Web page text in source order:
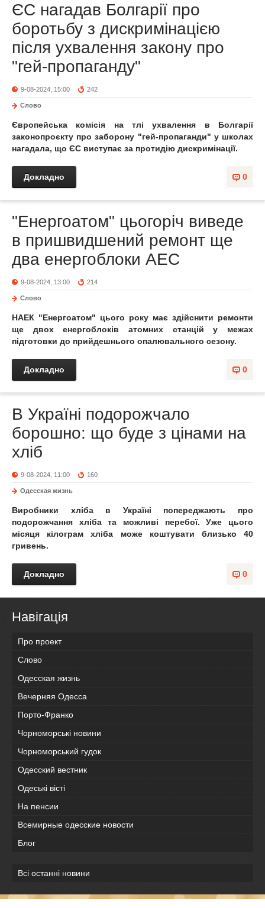
ЄС нагадав Болгарії про
боротьбу з дискримінацією
після ухвалення закону про
"гей-пропаганду"
9-08-2024, 15:00 242
Слово
Європейська комісія на тлі ухвалення в Болгарії
законопроєкту про заборону "гей-пропаганди" у школах
нагадала, що ЄС виступає за протидію дискримінації.
0
Докладно
"Енергоатом" цьогоріч виведе
в пришвидшений ремонт ще
два енергоблоки АЕС
9-08-2024, 13:00 214
Слово
НАЕК "Енергоатом" цього року має здійснити ремонти
ще двох енергоблоків атомних станцій у межах
підготовки до прийдешнього опалювального сезону.
0
Докладно
В Україні подорожчало
борошно: що буде з цінами на
хліб
9-08-2024, 11:00 160
Одесская жизнь
Виробники хліба в Україні попереджають про
подорожчання хліба та можливі перебої. Уже цього
місяця кілограм хліба може коштувати близько 40
гривень.
0
Докладно
Навігація
Про проект
Слово
Одесская жизнь
Вечерняя Одесса
Порто-Франко
Чорноморські новини
Чорноморський гудок
Одесский вестник
Одеськi вiстi
На пенсии
Всемирные одесские новости
Блог
Всі останні новини